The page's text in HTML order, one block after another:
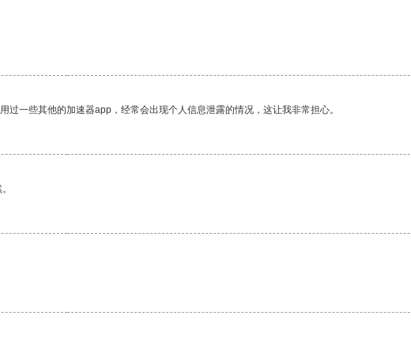
一些其他的加速器app，经常会出现个人信息泄露的情况，这让我非常担心。